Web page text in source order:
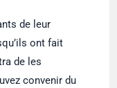
de leur
ont fait
de les
convenir du